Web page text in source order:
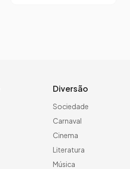
Diversão
Sociedade
Carnaval
Cinema
Literatura
Música